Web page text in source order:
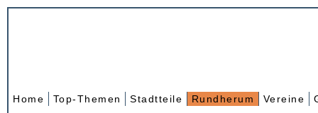
Home Top-Themen Stadtteile Rundherum Vereine